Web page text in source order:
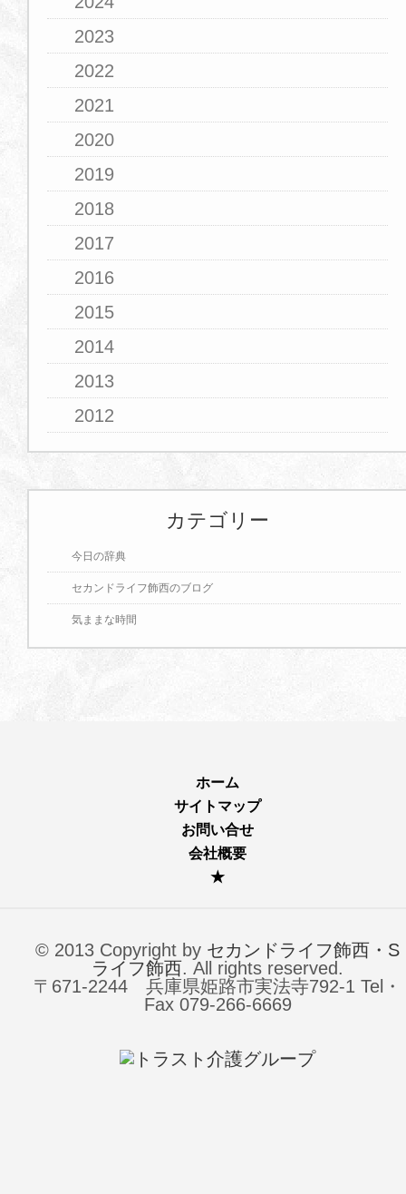
2023
2022
2021
2020
2019
2018
2017
2016
2015
2014
2013
2012
カテゴリー
今日の辞典
セカンドライフ飾西のブログ
気ままな時間
ホーム
サイトマップ
お問い合せ
会社概要
★
© 2013 Copyright by セカンドライフ飾西・S
ライフ飾西. All rights reserved.
〒671-2244 兵庫県姫路市実法寺792-1 Tel・
Fax 079-266-6669